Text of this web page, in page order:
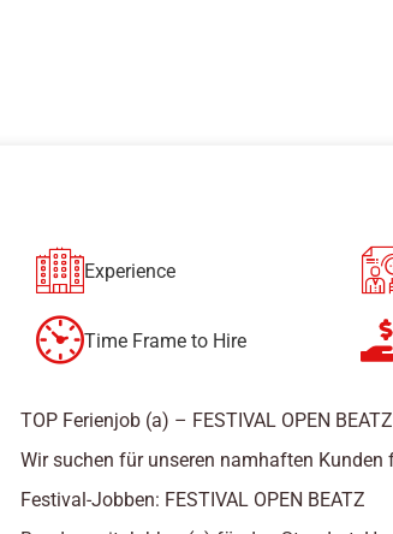
Experience
Time Frame to Hire
TOP Ferienjob (a) – FESTIVAL OPEN
Wir suchen für unseren namhaften Kunden
Festival-Jobben: FESTIVAL OPEN BEATZ